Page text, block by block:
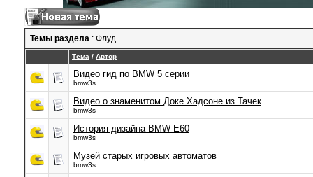
Темы раздела : Флуд
Тема / Автор
Видео гид по BMW 5 серии
bmw3s
Видео о знаменитом Доке Хадсоне из Тачек
bmw3s
История дизайна BMW E60
bmw3s
Музей старых игровых автоматов
bmw3s